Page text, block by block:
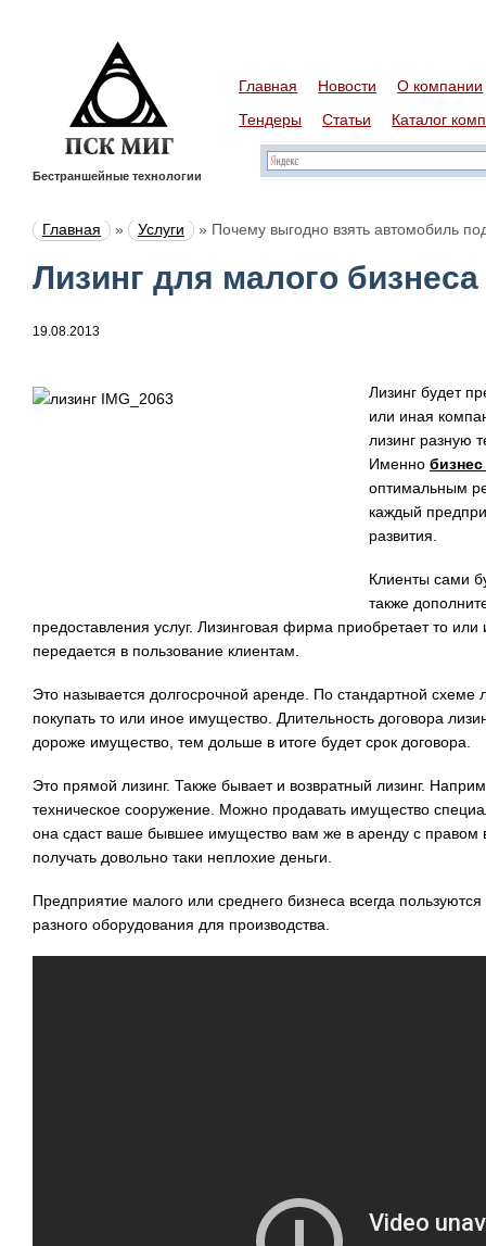
Бестраншейные технологии
Главная Новости
О компании
Тендеры
Статьи Каталог
Главная » Услуги » Почему выгодно взять автомобиль
Лизинг для малого бизнеса
19.08.2013
Лизинг будет
или иная
лизинг разную
Именно бизнес
оптимальным
каждый
развития.
Клиенты сами
также
предоставления услуг. Лизинговая фирма приобретает то
передается в пользование клиентам.
Это называется долгосрочной аренде. По стандартной схеме
покупать то или иное имущество. Длительность договора
дороже имущество, тем дольше в итоге будет срок договора.
Это прямой лизинг. Также бывает и возвратный лизинг.
техническое сооружение. Можно продавать имущество
она сдаст ваше бывшее имущество вам же в аренду с правом
получать довольно таки неплохие деньги.
Предприятие малого или среднего бизнеса всегда
разного оборудования для производства.